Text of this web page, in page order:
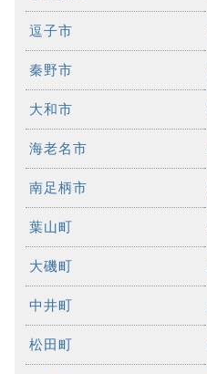
逗子市
秦野市
大和市
海老名市
南足柄市
葉山町
大磯町
中井町
松田町